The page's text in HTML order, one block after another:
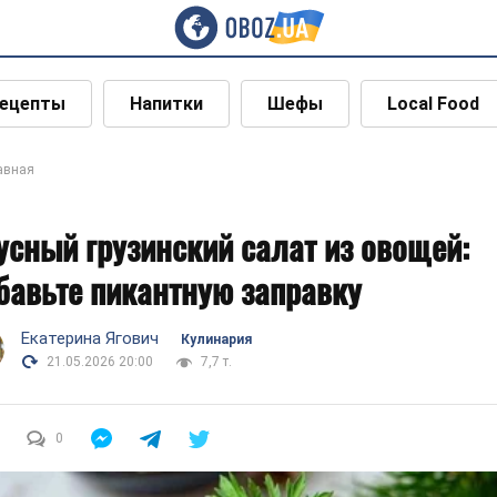
Напитки Шефы Local Food
грузинский салат из овощей:
пикантную заправку
Екатерина Ягович
Кулинария
21.05.2026 20:00
7,7 т.
0